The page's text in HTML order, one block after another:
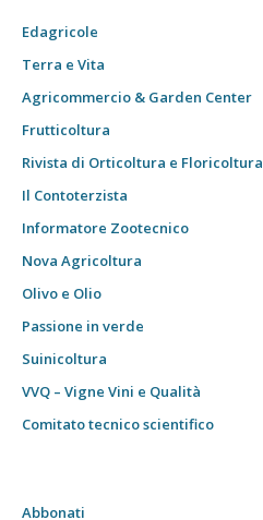
Edagricole
Terra e Vita
Agricommercio & Garden Center
Frutticoltura
Rivista di Orticoltura e Floricoltura
Il Contoterzista
Informatore Zootecnico
Nova Agricoltura
Olivo e Olio
Passione in verde
Suinicoltura
VVQ – Vigne Vini e Qualità
Comitato tecnico scientifico
Abbonati